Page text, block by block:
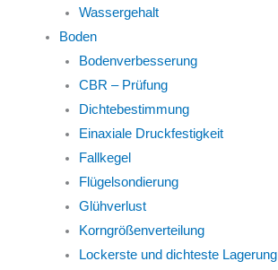
Wassergehalt
Boden
Bodenverbesserung
CBR – Prüfung
Dichtebestimmung
Einaxiale Druckfestigkeit
Fallkegel
Flügelsondierung
Glühverlust
Korngrößenverteilung
Lockerste und dichteste Lagerung